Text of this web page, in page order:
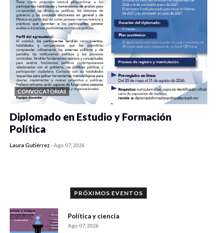
CONVOCATORIAS
Diplomado en Estudio y Formación
Política
Laura Gutiérrez -Ago 07, 2026
PRÓXIMOS EVENTOS
Política y ciencia
Ago 07, 2026